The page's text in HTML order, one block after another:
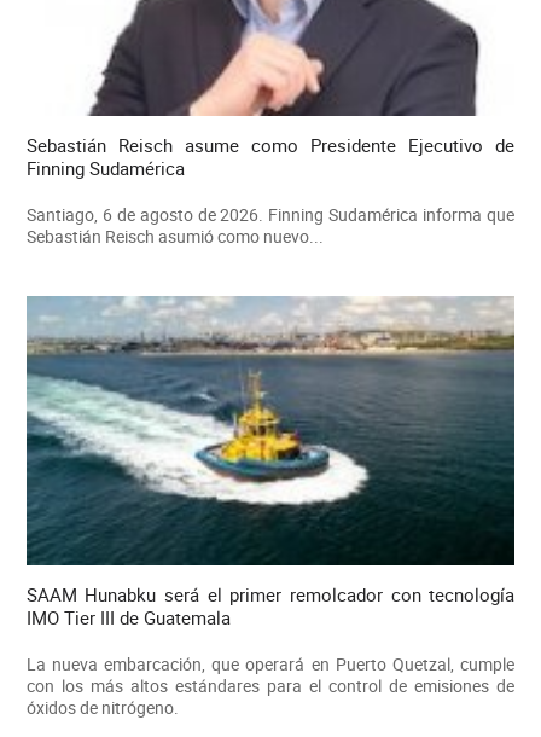
Sebastián Reisch asume como Presidente Ejecutivo de
Finning Sudamérica
Santiago, 6 de agosto de 2026. Finning Sudamérica informa que
Sebastián Reisch asumió como nuevo...
SAAM Hunabku será el primer remolcador con tecnología
IMO Tier III de Guatemala
La nueva embarcación, que operará en Puerto Quetzal, cumple
con los más altos estándares para el control de emisiones de
óxidos de nitrógeno.